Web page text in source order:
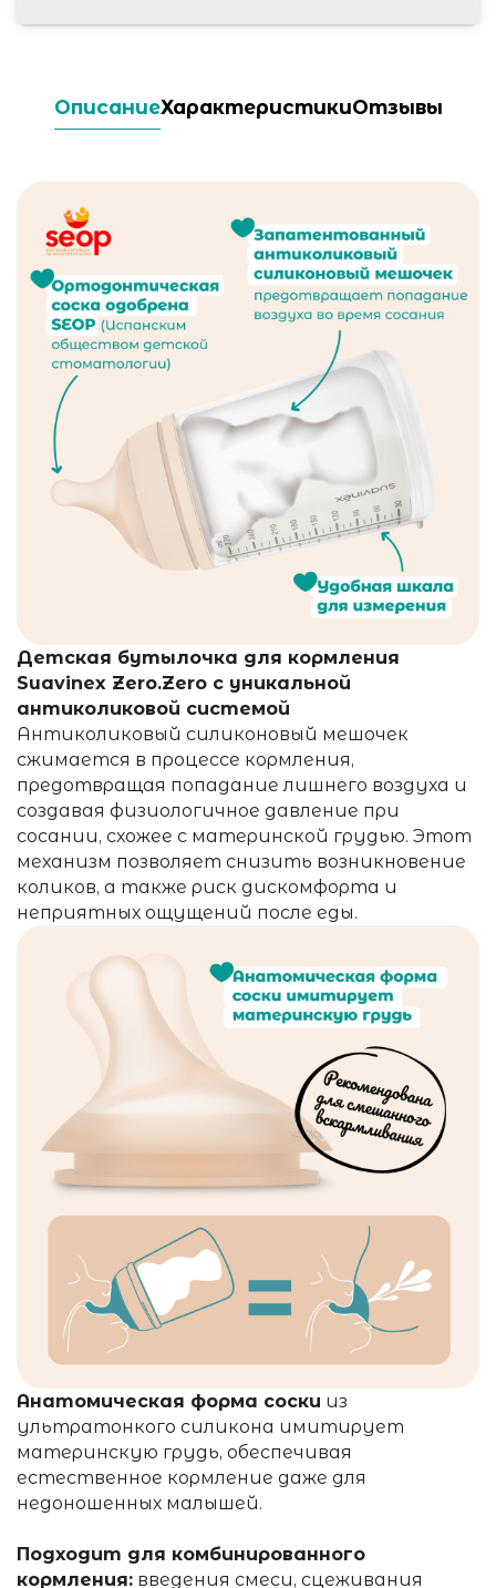
ОписаниеХарактеристикиОтзывы
Детская бутылочка для кормления
Suavinex Zero.Zero с уникальной
антиколиковой системой
Антиколиковый силиконовый мешочек
сжимается в процессе кормления,
предотвращая попадание лишнего воздуха и
создавая физиологичное давление при
сосании, схожее с материнской грудью. Этот
механизм позволяет снизить возникновение
коликов, а также риск дискомфорта и
неприятных ощущений после еды.
Анатомическая форма соски из
ультратонкого силикона имитирует
материнскую грудь, обеспечивая
естественное кормление даже для
недоношенных малышей.
Подходит для комбинированного
кормления: введения смеси, сцеживания